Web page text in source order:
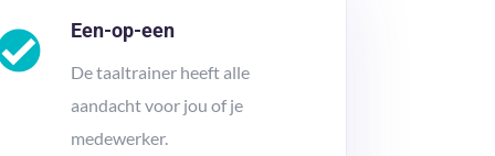
Een-op-een
De taaltrainer heeft alle
aandacht voor jou of je
medewerker.